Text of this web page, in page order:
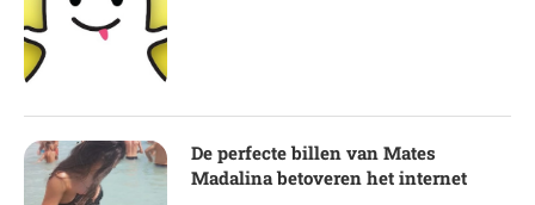
De perfecte billen van Mates
Madalina betoveren het internet